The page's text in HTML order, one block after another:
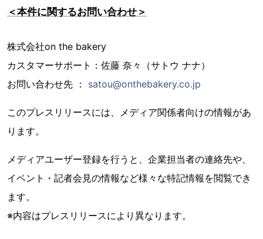
＜本件に関するお問い合わせ＞
株式会社on the bakery
カスタマーサポート：佐藤 奈々（サトウ ナナ）
お問い合わせ先 ： satou@onthebakery.co.jp
このプレスリリースには、メディア関係者向けの情報があ
ります。
メディアユーザー登録を行うと、企業担当者の連絡先や、
イベント・記者会見の情報など様々な特記情報を閲覧でき
ます。
※内容はプレスリリースにより異なります。